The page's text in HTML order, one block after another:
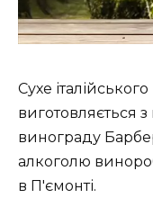
Сухе
виготовляється з
винограду
алкоголю
в П'ємонті.